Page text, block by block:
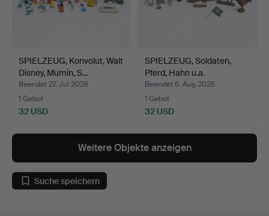
SPIELZEUG, Konvolut, Walt
Disney, Mumin, S…
Beendet 27. Jul 2026
1 Gebot
32 USD
SPIELZEUG, Soldaten,
Pferd, Hahn u.a.
Beendet 6. Aug 2026
1 Gebot
32 USD
Weitere Objekte anzeigen
Suche speichern